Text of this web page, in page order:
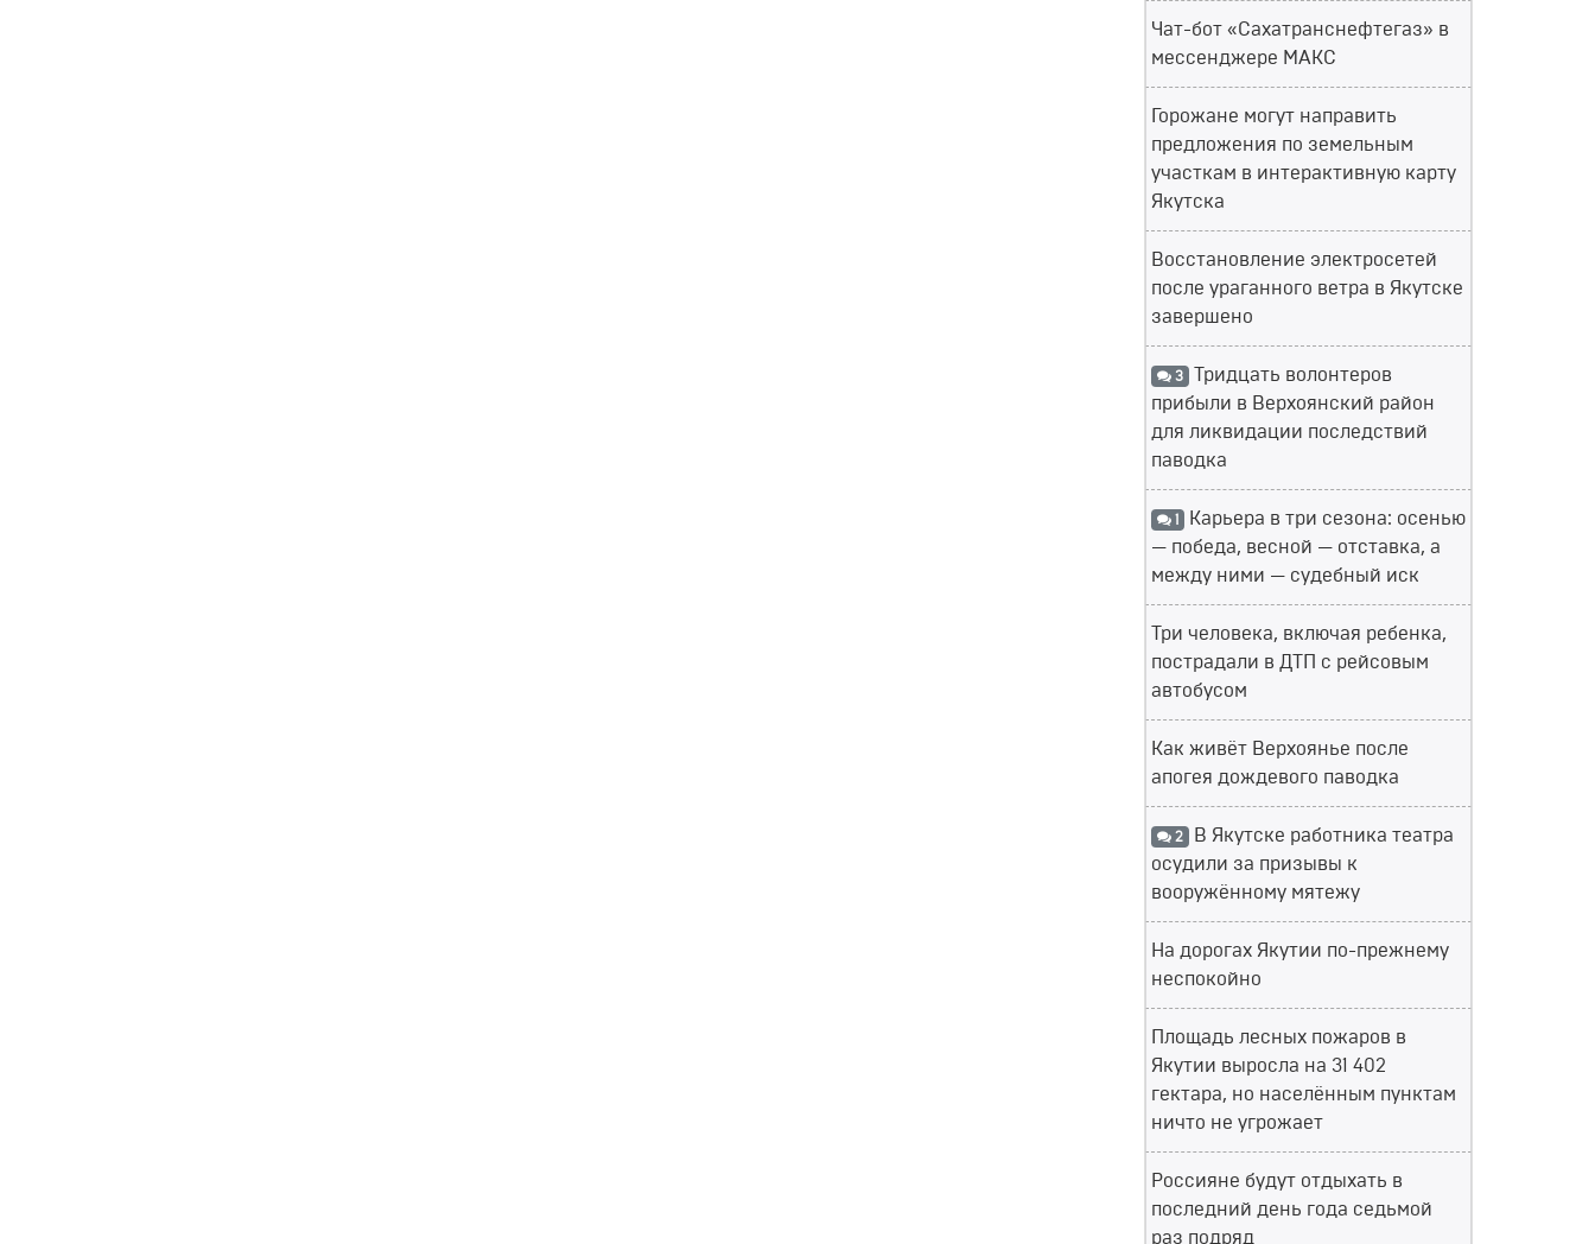
Чат-бот «Сахатранснефтегаз» в
мессенджере МАКС
Горожане могут направить
предложения по земельным
участкам в интерактивную карту
Якутска
Восстановление электросетей
после ураганного ветра в Якутске
завершено
3 Тридцать волонтеров
прибыли в Верхоянский район
для ликвидации последствий
паводка
1 Карьера в три сезона: осенью
— победа, весной — отставка, а
между ними — судебный иск
Три человека, включая ребенка,
пострадали в ДТП с рейсовым
автобусом
Как живёт Верхоянье после
апогея дождевого паводка
2 В Якутске работника театра
осудили за призывы к
вооружённому мятежу
На дорогах Якутии по-прежнему
неспокойно
Площадь лесных пожаров в
Якутии выросла на 31 402
гектара, но населённым пунктам
ничто не угрожает
Россияне будут отдыхать в
последний день года седьмой
раз подряд